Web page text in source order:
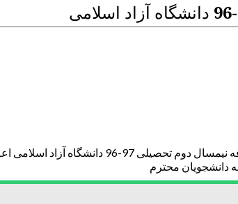
قابل توجه دانشجویان محترم / اعلام زمان حذف و اضافه نیمسال دوم تحصیلی 97-96 دانشگاه